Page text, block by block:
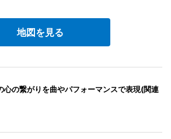
地図を見る
心の繋がりを曲やパフォーマンスで表現(関連